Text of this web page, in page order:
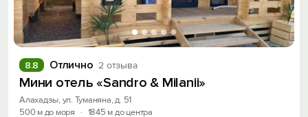
Отлично 2 отзыва
8.8
Мини отель «Sandro & Milanii»
Алахадзы, ул. Туманяна, д. 51
500 м до моря
· 1845 м до центра